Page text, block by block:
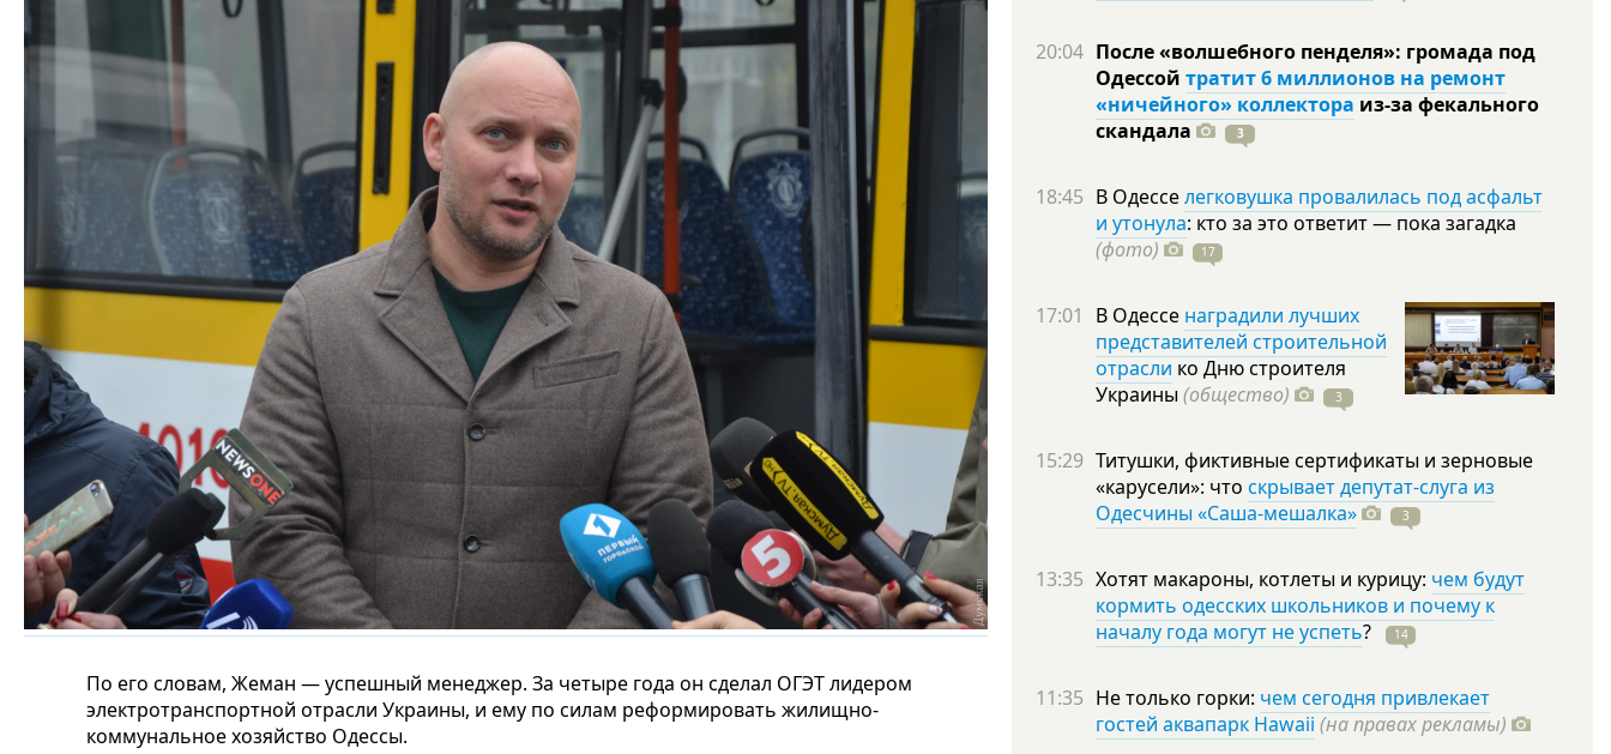
По его словам, Жеман — успешный менеджер. За четыре года он сделал ОГЭТ лидером
электротранспортной отрасли Украины, и ему по силам реформировать жилищно-
коммунальное хозяйство Одессы.
20:04 После «волшебного пенделя»: громада под
Одессой тратит 6 миллионов на ремонт
«ничейного» коллектора из-за фекального
скандала
3
18:45 В Одесселегковушка провалилась под асфальт
и утонула: кто за это ответит — пока загадка
(фото)
17
17:01 В Одессе наградили лучших
представителей строительной
отрасли ко Дню строителя
Украины (общество) 3
15:29 Титушки, фиктивные сертификаты и зерновые
«карусели»: что скрывает депутат-слуга из
Одесчины «Саша-мешалка»
3
13:35 Хотят макароны, котлеты и курицу: чем будут
кормить одесских школьников и почему к
началу года могут не успеть? 14
11:35 Не только горки: чем сегодня привлекает
гостей аквапарк Hawaii (на правах рекламы)